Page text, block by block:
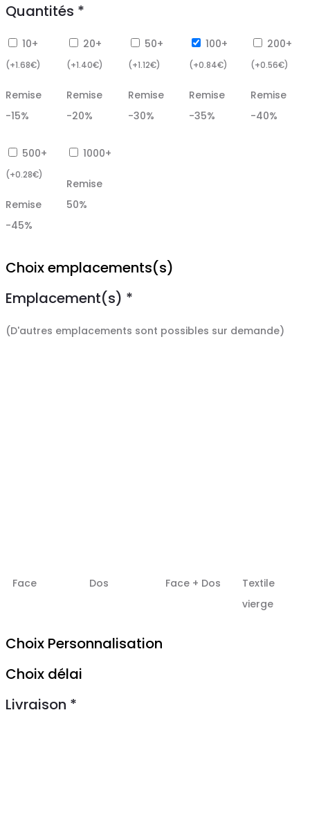
Quantités *
10+
(+1.68€)
Remise
-15%
20+
(+1.40€)
Remise
-20%
50+
(+1.12€)
Remise
-30%
100+
(+0.84€)
Remise
-35%
200+
(+0.56€)
Remise
-40%
500+
(+0.28€)
Remise
-45%
1000+
Remise
50%
Choix emplacements(s)
Emplacement(s) *
(D'autres emplacements sont possibles sur demande)
Face Dos Face + Dos
Textile
vierge
Choix Personnalisation
Choix délai
Livraison *